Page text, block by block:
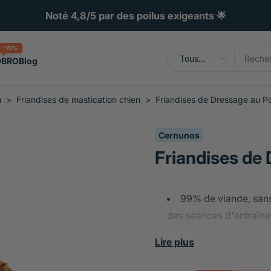
Tous
-15%
Blog
> Friandises de mastication chien > Friandises de Dressage au
Cernunos
Friandises de
99% de viande,
des séances
Lire plus